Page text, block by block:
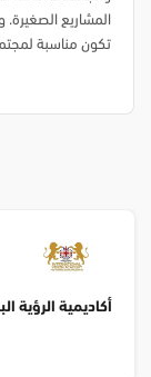
المشاريع
تكون مناسبة
أكاديمية الرؤية